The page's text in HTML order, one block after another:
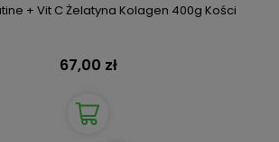
+ Vit C Żelatyna Kolagen 400g Kości
67,00 zł